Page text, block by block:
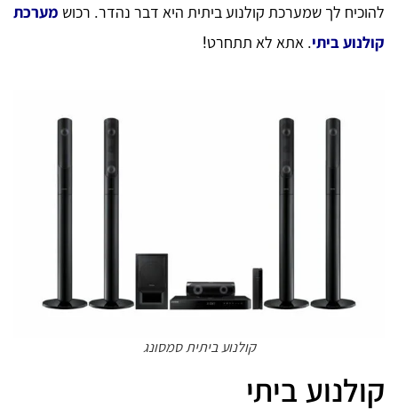
להוכיח לך שמערכת קולנוע ביתית היא דבר נהדר. רכוש מערכת
קולנוע ביתי. אתא לא תתחרט!
קולנוע ביתית סמסונג
קולנוע ביתי